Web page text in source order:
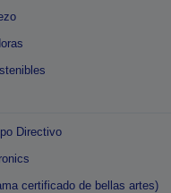
Directivo
certificado de bellas artes)